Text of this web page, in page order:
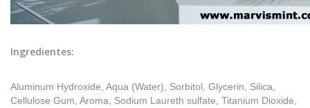
Ingredientes:
Aluminum Hydroxide, Aqua (Water), Sorbitol, Glycerin, Silica,
Cellulose Gum, Aroma, Sodium Laureth sulfate, Titanium Dioxide,